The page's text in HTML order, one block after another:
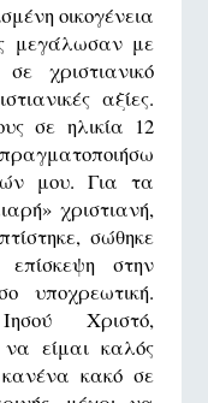
οικογένεια
μεγάλωσαν με
χριστιανικό
αξίες.
σε ηλικία 12
μου. Για τα
χριστιανή,
σώθηκε
στην
υποχρεωτική.
Χριστό,
είμαι καλός
κακό σε